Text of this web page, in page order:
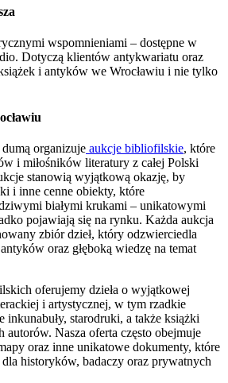
wspomnieniami – dostępne w
Dotyczą klientów antykwariatu oraz
i antyków we Wrocławiu i nie tylko
organizuje aukcje bibliofilskie, które
i miłośników literatury z całej Polski
stanowią wyjątkową okazję, by
i inne cenne obiekty, które
białymi krukami – unikatowymi
pojawiają się na rynku. Każda aukcja
zbiór dzieł, który odzwierciedla
oraz głęboką wiedzę na temat
oferujemy dzieła o wyjątkowej
i artystycznej, w tym rzadkie
inkunabuły, starodruki, a także książki
autorów. Nasza oferta często obejmuje
oraz inne unikatowe dokumenty, które
dla historyków, badaczy oraz prywatnych